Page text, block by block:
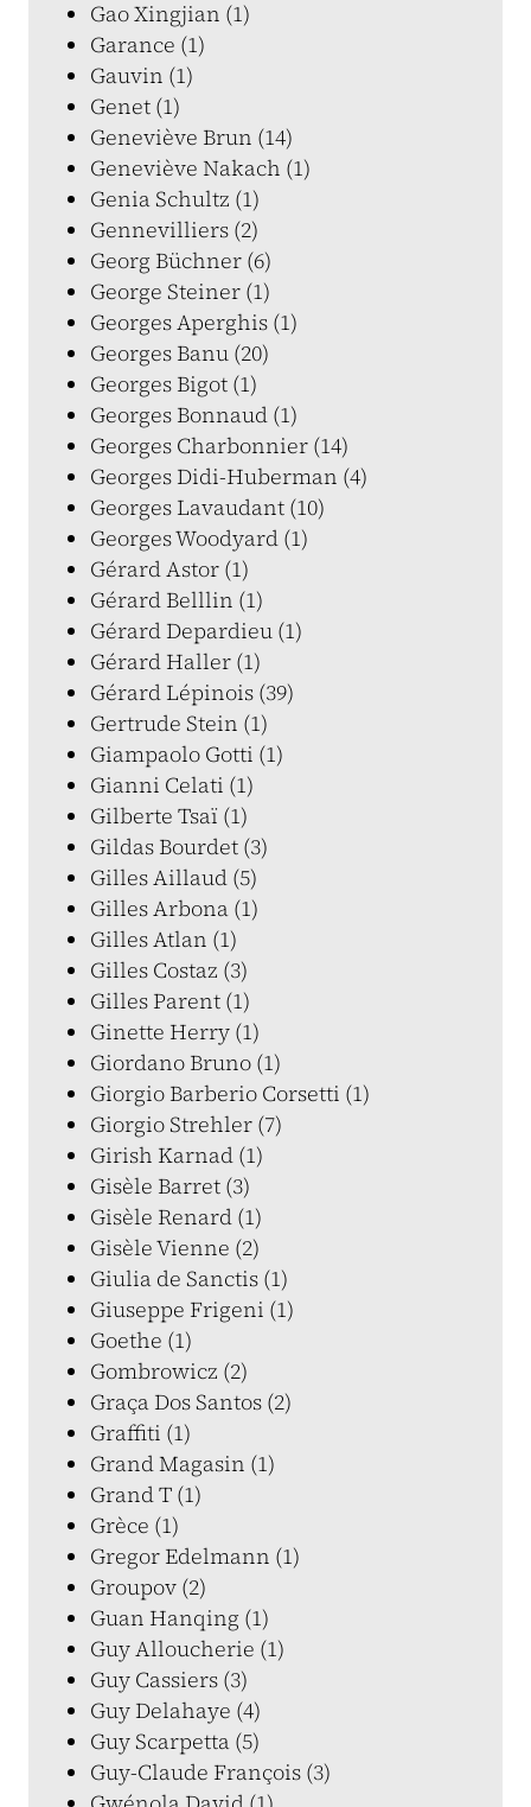
Gao Xingjian (1)
Garance (1)
Gauvin (1)
Genet (1)
Geneviève Brun (14)
Geneviève Nakach (1)
Genia Schultz (1)
Gennevilliers (2)
Georg Büchner (6)
George Steiner (1)
Georges Aperghis (1)
Georges Banu (20)
Georges Bigot (1)
Georges Bonnaud (1)
Georges Charbonnier (14)
Georges Didi-Huberman (4)
Georges Lavaudant (10)
Georges Woodyard (1)
Gérard Astor (1)
Gérard Belllin (1)
Gérard Depardieu (1)
Gérard Haller (1)
Gérard Lépinois (39)
Gertrude Stein (1)
Giampaolo Gotti (1)
Gianni Celati (1)
Gilberte Tsaï (1)
Gildas Bourdet (3)
Gilles Aillaud (5)
Gilles Arbona (1)
Gilles Atlan (1)
Gilles Costaz (3)
Gilles Parent (1)
Ginette Herry (1)
Giordano Bruno (1)
Giorgio Barberio Corsetti (1)
Giorgio Strehler (7)
Girish Karnad (1)
Gisèle Barret (3)
Gisèle Renard (1)
Gisèle Vienne (2)
Giulia de Sanctis (1)
Giuseppe Frigeni (1)
Goethe (1)
Gombrowicz (2)
Graça Dos Santos (2)
Graffiti (1)
Grand Magasin (1)
Grand T (1)
Grèce (1)
Gregor Edelmann (1)
Groupov (2)
Guan Hanqing (1)
Guy Alloucherie (1)
Guy Cassiers (3)
Guy Delahaye (4)
Guy Scarpetta (5)
Guy-Claude François (3)